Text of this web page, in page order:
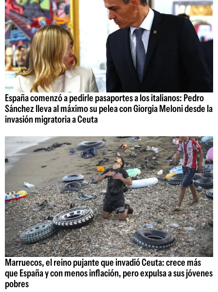
España comenzó a pedirle pasaportes a los italianos: Pedro
Sánchez lleva al máximo su pelea con Giorgia Meloni desde la
invasión migratoria a Ceuta
Marruecos, el reino pujante que invadió Ceuta: crece más
que España y con menos inflación, pero expulsa a sus jóvenes
pobres